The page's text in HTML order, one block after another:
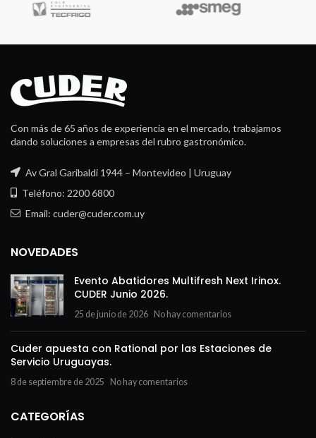
Robot Coupe
Con más de 65 años de experiencia en el mercado, trabajamos
dando soluciones a empresas del rubro gastronómico.
Av Gral Garibaldi 1944 – Montevideo | Uruguay
Teléfono: 2200 6800
Email: cuder@cuder.com.uy
NOVEDADES
Evento Abatidores Multifresh Next Irinox.
CUDER Junio 2026.
25 de junio de 2026 No hay comentarios
Cuder apuesta con Rational por las Estaciones de
Servicio Uruguayas.
8 de septiembre de 2025 No hay comentarios
CATEGORÍAS